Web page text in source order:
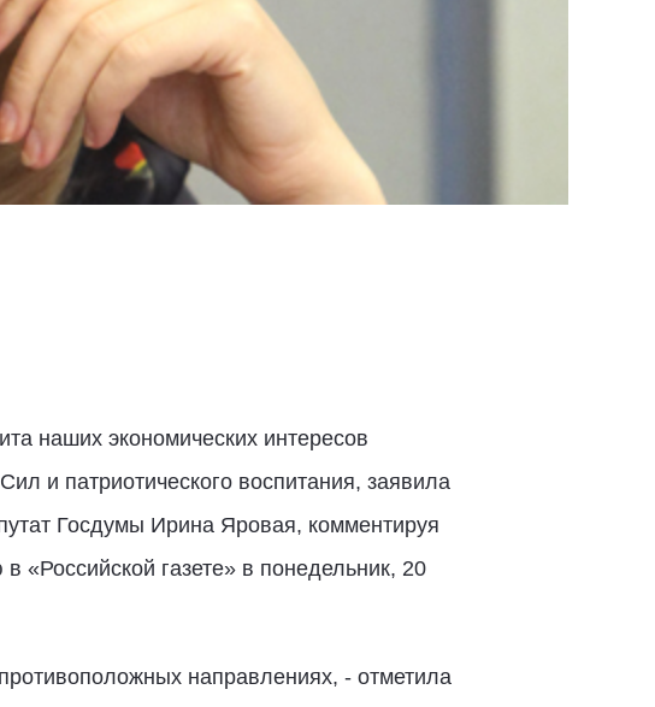
наших экономических интересов
и патриотического воспитания, заявила
Госдумы Ирина Яровая, комментируя
«Российской газете» в понедельник, 20
направлениях, - отметила